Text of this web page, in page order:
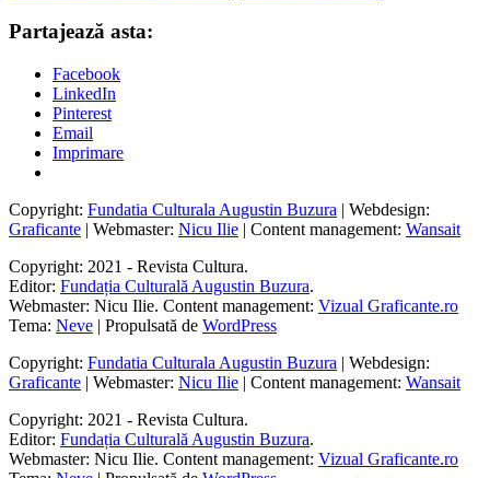
Partajează asta:
Facebook
LinkedIn
Pinterest
Email
Imprimare
Copyright: Fundatia Culturala Augustin Buzura | Webdesign:
Graficante | Webmaster: Nicu Ilie | Content management: Wansait
Copyright: 2021 - Revista Cultura.
Editor: Fundația Culturală Augustin Buzura.
Webmaster: Nicu Ilie. Content management: Vizual Graficante.ro
Tema: Neve | Propulsată de WordPress
Copyright: Fundatia Culturala Augustin Buzura | Webdesign:
Graficante | Webmaster: Nicu Ilie | Content management: Wansait
Copyright: 2021 - Revista Cultura.
Editor: Fundația Culturală Augustin Buzura.
Webmaster: Nicu Ilie. Content management: Vizual Graficante.ro